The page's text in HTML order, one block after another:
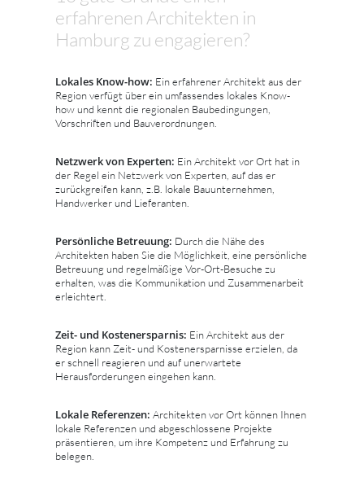
erfahrenen Architekten in
Hamburg zu engagieren?
Lokales Know-how: Ein erfahrener Architekt aus der
Region verfügt über ein umfassendes lokales Know-
how und kennt die regionalen Baubedingungen,
Vorschriften und Bauverordnungen.
Netzwerk von Experten: Ein Architekt vor Ort hat in
der Regel ein Netzwerk von Experten, auf das er
zurückgreifen kann, z.B. lokale Bauunternehmen,
Handwerker und Lieferanten.
Persönliche Betreuung: Durch die Nähe des
Architekten haben Sie die Möglichkeit, eine persönliche
Betreuung und regelmäßige Vor-Ort-Besuche zu
erhalten, was die Kommunikation und Zusammenarbeit
erleichtert.
Zeit- und Kostenersparnis: Ein Architekt aus der
Region kann Zeit- und Kostenersparnisse erzielen, da
er schnell reagieren und auf unerwartete
Herausforderungen eingehen kann.
Lokale Referenzen: Architekten vor Ort können Ihnen
lokale Referenzen und abgeschlossene Projekte
präsentieren, um ihre Kompetenz und Erfahrung zu
belegen.